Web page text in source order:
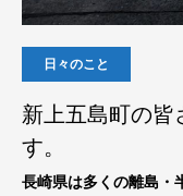
日々のこと
新上五島町の皆
す。
長崎県は多くの離島・